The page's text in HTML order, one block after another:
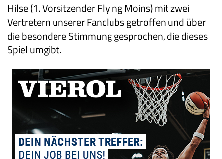
Hilse (1. Vorsitzender Flying Moins) mit zwei
Vertretern unserer Fanclubs getroffen und über
die besondere Stimmung gesprochen, die dieses
Spiel umgibt.